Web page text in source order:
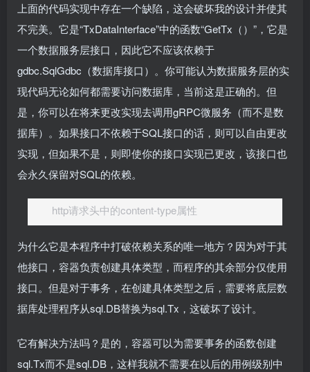
上面的代码实现中存在一个缺陷，这会破坏我的设计并使其
不完美。它是“TxDataInterface”中的函数“GetTx（）”，它是
一个数据服务层接口，因此它不应该依赖于
gdbc.SqlGdbc（数据库接口）。你可能认为数据服务层的实
现代码无论如何都需要访问数据库，当前这是正确的。但
是，你可以在将来更改实现去调用gRPC微服务（而不是数
据库）。如果接口不依赖于SQL接口的话，则可以自由更改
实现，但如果不是，则即使你的接口实现已更改，该接口也
会永久保留对SQL的依赖。
http请求头中的content-type属性
为什么它是本程序中打破依赖关系的唯一地方？因为对于其
他接口，容器负责创建具体类型，而程序的其余部分仅使用
接口。但是对于事务，在创建具体类型之后，需要将底层数
据库处理程序从sql.DB替换为sql.Tx，这破坏了设计。
它有解决方法吗？是的，容器可以为需要事务的函数创建
sql.Tx而不是sql.DB，这样我就不需要在以后的用例级别中